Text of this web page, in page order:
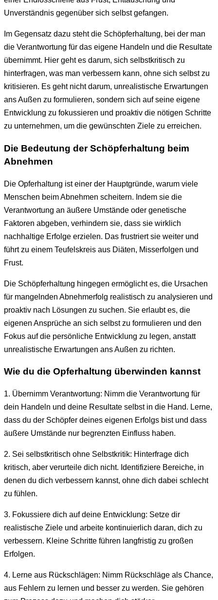
Unverständnis gegenüber sich selbst gefangen.
Im Gegensatz dazu steht die Schöpferhaltung, bei der man
die Verantwortung für das eigene Handeln und die Resultate
übernimmt. Hier geht es darum, sich selbstkritisch zu
hinterfragen, was man verbessern kann, ohne sich selbst zu
kritisieren. Es geht nicht darum, unrealistische Erwartungen
ans Außen zu formulieren, sondern sich auf seine eigene
Entwicklung zu fokussieren und proaktiv die nötigen Schritte
zu unternehmen, um die gewünschten Ziele zu erreichen.
Die Bedeutung der Schöpferhaltung beim
Abnehmen
Die Opferhaltung ist einer der Hauptgründe, warum viele
Menschen beim Abnehmen scheitern. Indem sie die
Verantwortung an äußere Umstände oder genetische
Faktoren abgeben, verhindern sie, dass sie wirklich
nachhaltige Erfolge erzielen. Das frustriert sie weiter und
führt zu einem Teufelskreis aus Diäten, Misserfolgen und
Frust.
Die Schöpferhaltung hingegen ermöglicht es, die Ursachen
für mangelnden Abnehmerfolg realistisch zu analysieren und
proaktiv nach Lösungen zu suchen. Sie erlaubt es, die
eigenen Ansprüche an sich selbst zu formulieren und den
Fokus auf die persönliche Entwicklung zu legen, anstatt
unrealistische Erwartungen ans Außen zu richten.
Wie du die Opferhaltung überwinden kannst
1. Übernimm Verantwortung: Nimm die Verantwortung für
dein Handeln und deine Resultate selbst in die Hand. Lerne,
dass du der Schöpfer deines eigenen Erfolgs bist und dass
äußere Umstände nur begrenzten Einfluss haben.
2. Sei selbstkritisch ohne Selbstkritik: Hinterfrage dich
kritisch, aber verurteile dich nicht. Identifiziere Bereiche, in
denen du dich verbessern kannst, ohne dich dabei schlecht
zu fühlen.
3. Fokussiere dich auf deine Entwicklung: Setze dir
realistische Ziele und arbeite kontinuierlich daran, dich zu
verbessern. Kleine Schritte führen langfristig zu großen
Erfolgen.
4. Lerne aus Rückschlägen: Nimm Rückschläge als Chance,
aus Fehlern zu lernen und besser zu werden. Sie gehören